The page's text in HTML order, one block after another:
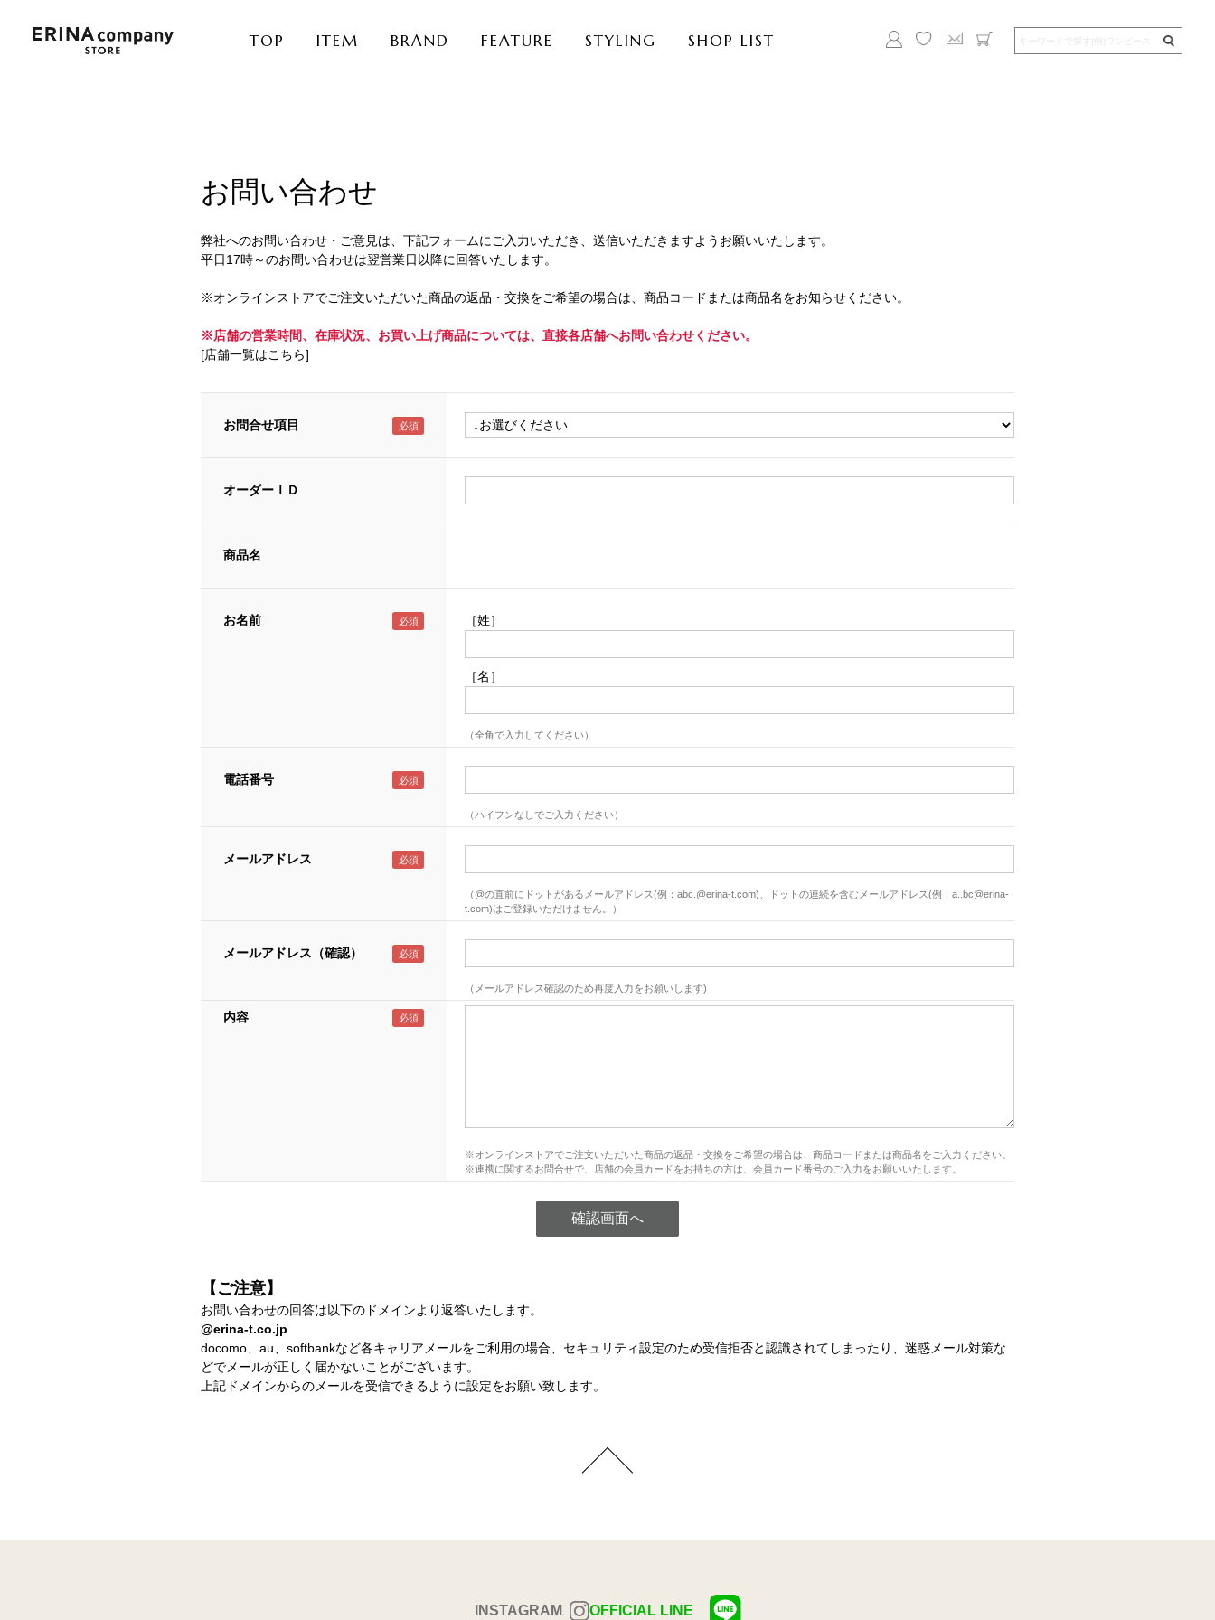
TOP ITEM BRAND FEATURE STYLING SHOP LIST
お問い合わせ
弊社へのお問い合わせ・ご意見は、下記フォームにご入力いただき、送信いただきますようお願いいたします。
平日17時～のお問い合わせは翌営業日以降に回答いたします。
※オンラインストアでご注文いただいた商品の返品・交換をご希望の場合は、商品コードまたは商品名をお知らせください。
※店舗の営業時間、在庫状況、お買い上げ商品については、直接各店舗へお問い合わせください。
[店舗一覧はこちら]
お問合せ項目
オーダーＩＤ
商品名
お名前 ［姓］
［名］
（全角で入力してください）
電話番号
（ハイフンなしでご入力ください）
メールアドレス
（@の直前にドットがあるメールアドレス(例：abc.@erina-t.com)、ドットの連続を含むメールアドレス(例：a..bc@erina-
t.com)はご登録いただけません。）
メールアドレス（確認）
（メールアドレス確認のため再度入力をお願いします)
内容
※オンラインストアでご注文いただいた商品の返品・交換をご希望の場合は、商品コードまたは商品名をご入力ください。
※連携に関するお問合せで、店舗の会員カードをお持ちの方は、会員カード番号のご入力をお願いいたします。
【ご注意】
お問い合わせの回答は以下のドメインより返答いたします。
@erina-t.co.jp
docomo、au、softbankなど各キャリアメールをご利用の場合、セキュリティ設定のため受信拒否と認識されてしまったり、迷惑メール対策な
どでメールが正しく届かないことがございます。
上記ドメインからのメールを受信できるように設定をお願い致します。
INSTAGRAM OFFICIAL LINE